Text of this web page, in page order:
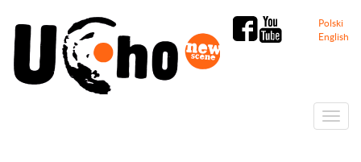
Polski
English
Menu